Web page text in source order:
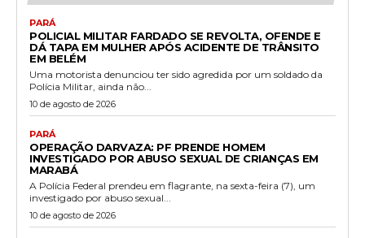
PARÁ
POLICIAL MILITAR FARDADO SE REVOLTA, OFENDE E
DÁ TAPA EM MULHER APÓS ACIDENTE DE TRÂNSITO
EM BELÉM
Uma motorista denunciou ter sido agredida por um soldado da
Polícia Militar, ainda não...
10 de agosto de 2026
PARÁ
OPERAÇÃO DARVAZA: PF PRENDE HOMEM
INVESTIGADO POR ABUSO SEXUAL DE CRIANÇAS EM
MARABÁ
A Polícia Federal prendeu em flagrante, na sexta-feira (7), um
investigado por abuso sexual...
10 de agosto de 2026